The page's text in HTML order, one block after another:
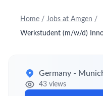
Home / Jobs at Amgen /
Werkstudent (m/w/d)
Germany -
43 views